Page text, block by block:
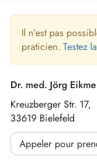
Il n’est pas
praticien. Testez
Dr. med. Jörg
Kreuzberger Str. 17,
33619 Bielefeld
Appeler pour